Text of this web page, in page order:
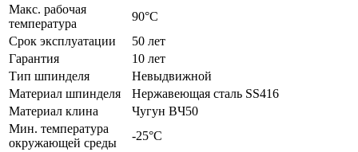
Макс. рабочая
температура
90°C
Срок эксплуатации
50 лет
Гарантия
10 лет
Тип шпинделя
Невыдвижной
Материал шпинделя
Нержавеющая сталь SS416
Материал клина
Чугун BЧ50
Мин. температура
окружающей среды
-25°C